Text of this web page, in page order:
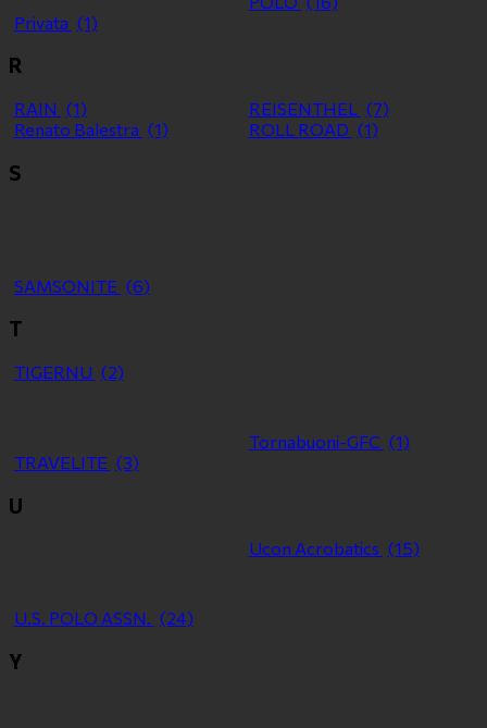
Privata (1)
R
RAIN (1) REISENTHEL (7)
Renato Balestra (1) ROLL ROAD (1)
S
SAMSONITE (6)
T
TIGERNU (2)
Tornabuoni-GFC (1)
TRAVELITE (3)
U
U.S. POLO ASSN. (24)
Ucon Acrobatics (15)
Y